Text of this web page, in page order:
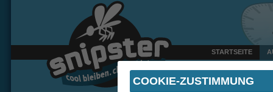
STARTSEITE
Heute um 13:10 Uhr
COOKIE-ZUSTIMMUNG